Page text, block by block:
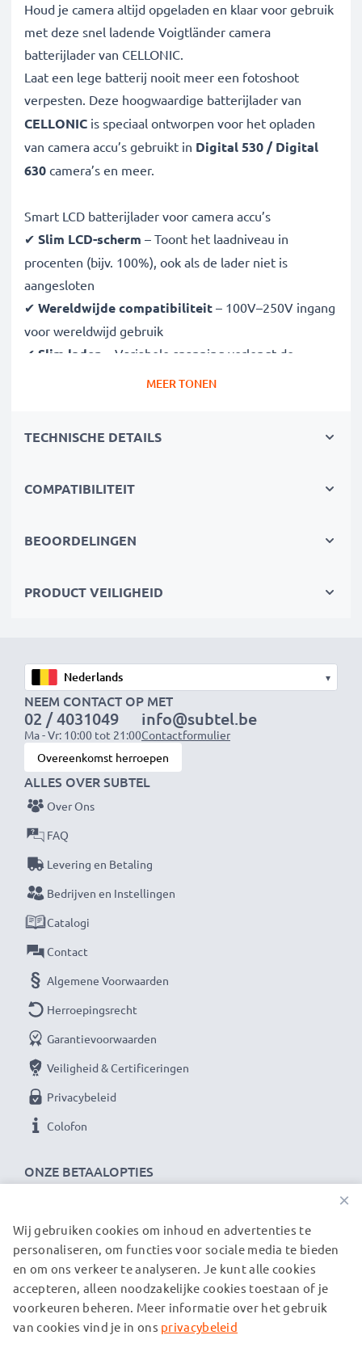
Houd je camera altijd opgeladen en klaar voor gebruik
met deze snel ladende Voigtländer camera
batterijlader van CELLONIC.
Laat een lege batterij nooit meer een fotoshoot
verpesten. Deze hoogwaardige batterijlader van
CELLONIC is speciaal ontworpen voor het opladen
van camera accu’s gebruikt in Digital 530 / Digital
630 camera’s en meer.
Smart LCD batterijlader voor camera accu’s
✔ Slim LCD-scherm – Toont het laadniveau in
procenten (bijv. 100%), ook als de lader niet is
aangesloten
✔ Wereldwijde compatibiliteit – 100V–250V ingang
voor wereldwijd gebruik
✔ Slim laden – Variabele spanning verlengt de
levensduur van de batterij
oververhitting en kortsluiting
Compact & reisklaar
cameratas
1x 2000mAh accu:
1x 3000mAh accu:ca. 6 uur
OPMERKING:Laad je batterijen vóór het eerste
gebruik volledig op voor optimale prestaties en
levensduur.
Mis nooit meer een moment met deze slimme,
compacte LCD-batterijlader van CELLONIC. Bestel
nu met snelle levering en 3 jaar garantie!
MEER TONEN
TECHNISCHE DETAILS
COMPATIBILITEIT
BEOORDELINGEN
PRODUCT VEILIGHEID
▾
NEEM CONTACT OP MET
02 / 4031049
Ma - Vr: 10:00 tot 21:00
info@subtel.be
Contactformulier
Overeenkomst herroepen
ONZE BETAALOPTIES
ALLES OVER SUBTEL
Over Ons
FAQ
Levering en Betaling
Bedrijven en Instellingen
Catalogi
Contact
Algemene Voorwaarden
Herroepingsrecht
Garantievoorwaarden
Veiligheid & Certificeringen
Privacybeleid
Colofon
ONZE VERZENDPARTNERS
© subtel.be 2026
Alle prijzen zijn inclusief btw en exclusief verzendkosten.
Houd er rekening mee dat alle genoemde handelsmerken de
×
Wij gebruiken cookies om inhoud en advertenties te
personaliseren, om functies voor sociale media te bieden
en om ons verkeer te analyseren. Je kunt alle cookies
accepteren, alleen noodzakelijke cookies toestaan of je
voorkeuren beheren. Meer informatie over het gebruik
van cookies vind je in ons privacybeleid